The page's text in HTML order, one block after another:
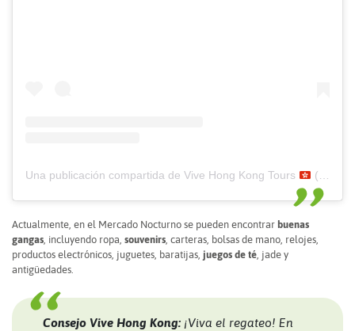
Una publicación compartida de Vive Hong Kong Tours (@vivehongkong)
Actualmente, en el Mercado Nocturno se pueden encontrar buenas
gangas, incluyendo ropa, souvenirs, carteras, bolsas de mano, relojes,
productos electrónicos, juguetes, baratijas, juegos de té, jade y
antigüedades.
Consejo Vive Hong Kong: ¡Viva el regateo! En